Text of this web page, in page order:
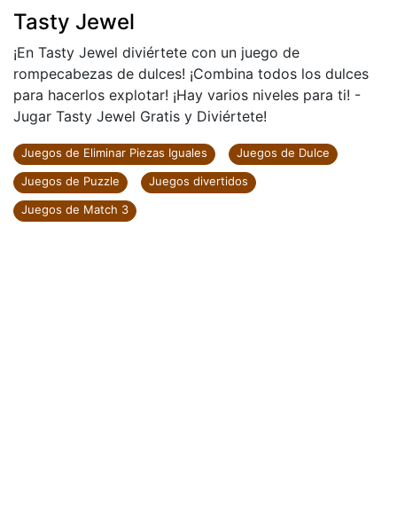
Tasty Jewel
¡En Tasty Jewel diviértete con un juego de
rompecabezas de dulces! ¡Combina todos los dulces
para hacerlos explotar! ¡Hay varios niveles para ti! -
Jugar Tasty Jewel Gratis y Diviértete!
Juegos de Eliminar Piezas Iguales
Juegos de Dulce
Juegos de Puzzle
Juegos divertidos
Juegos de Match 3